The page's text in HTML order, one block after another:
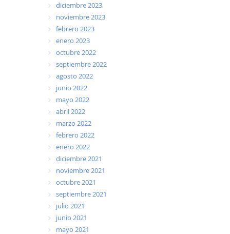
diciembre 2023
noviembre 2023
febrero 2023
enero 2023
octubre 2022
septiembre 2022
agosto 2022
junio 2022
mayo 2022
abril 2022
marzo 2022
febrero 2022
enero 2022
diciembre 2021
noviembre 2021
octubre 2021
septiembre 2021
julio 2021
junio 2021
mayo 2021